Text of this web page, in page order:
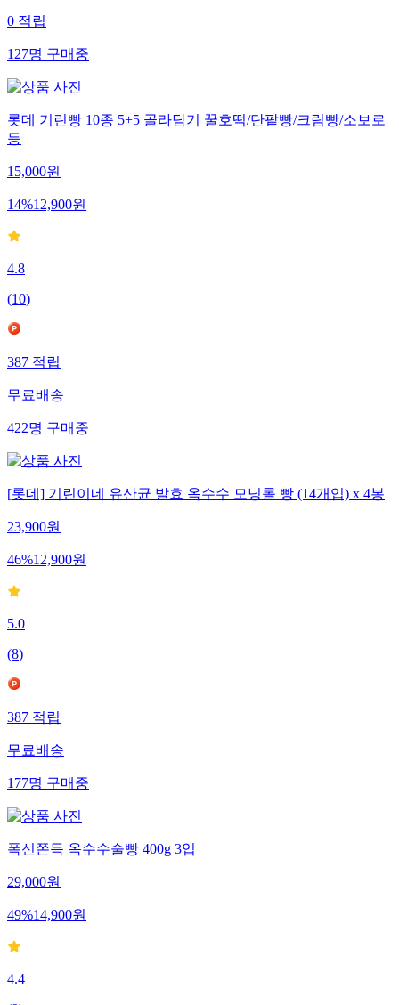
0적립
127명구매중
롯데 기린빵 10종 5+5 골라담기 꿀호떡/단팥빵/크림빵/소보로
등
15,000원
14%12,900원
4.8
(10)
387적립
무료배송
422명구매중
[롯데] 기린이네 유산균 발효 옥수수 모닝롤 빵 (14개입) x 4봉
23,900원
46%12,900원
5.0
(8)
387적립
무료배송
177명구매중
폭신쫀득 옥수수술빵 400g 3입
29,000원
49%14,900원
4.4